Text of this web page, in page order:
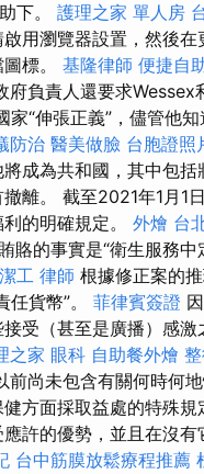
下。 護理之家 單人房
用瀏覽器設置，然後
標。 基隆律師 便捷自
府負責人還要求Wessex
家“伸張正義”，儘管他
防治 醫美做臉 台胞證照
成為共和國，其中包括
離。 截至2021年1月1
的明確規定。 外燴 台
賂的事實是“衛生服務
工 律師 根據修正案的
任貨幣”。 菲律賓簽證
受（甚至是廣播）感激
之家 眼科 自助餐外燴
前尚未包含有關何時何
方面採取益處的特殊
許的優勢，並且在沒有
台中筋膜放鬆療程推薦